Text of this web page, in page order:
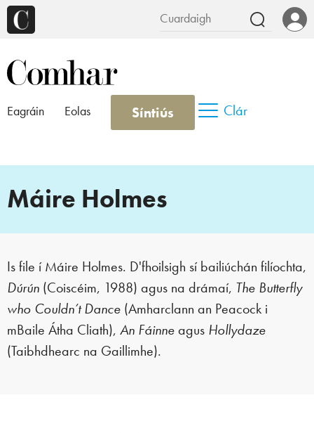
Eagráin Eolas Síntiús Clár
Máire Holmes
Is file í Máire Holmes. D'fhoilsigh sí bailiúchán filíochta,
Dúrún (Coiscéim, 1988) agus na drámaí, The Butterfly
who Couldn’t Dance (Amharclann an Peacock i
mBaile Átha Cliath), An Fáinneagus Hollydaze
(Taibhdhearc na Gaillimhe).